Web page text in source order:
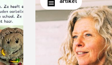
artikel